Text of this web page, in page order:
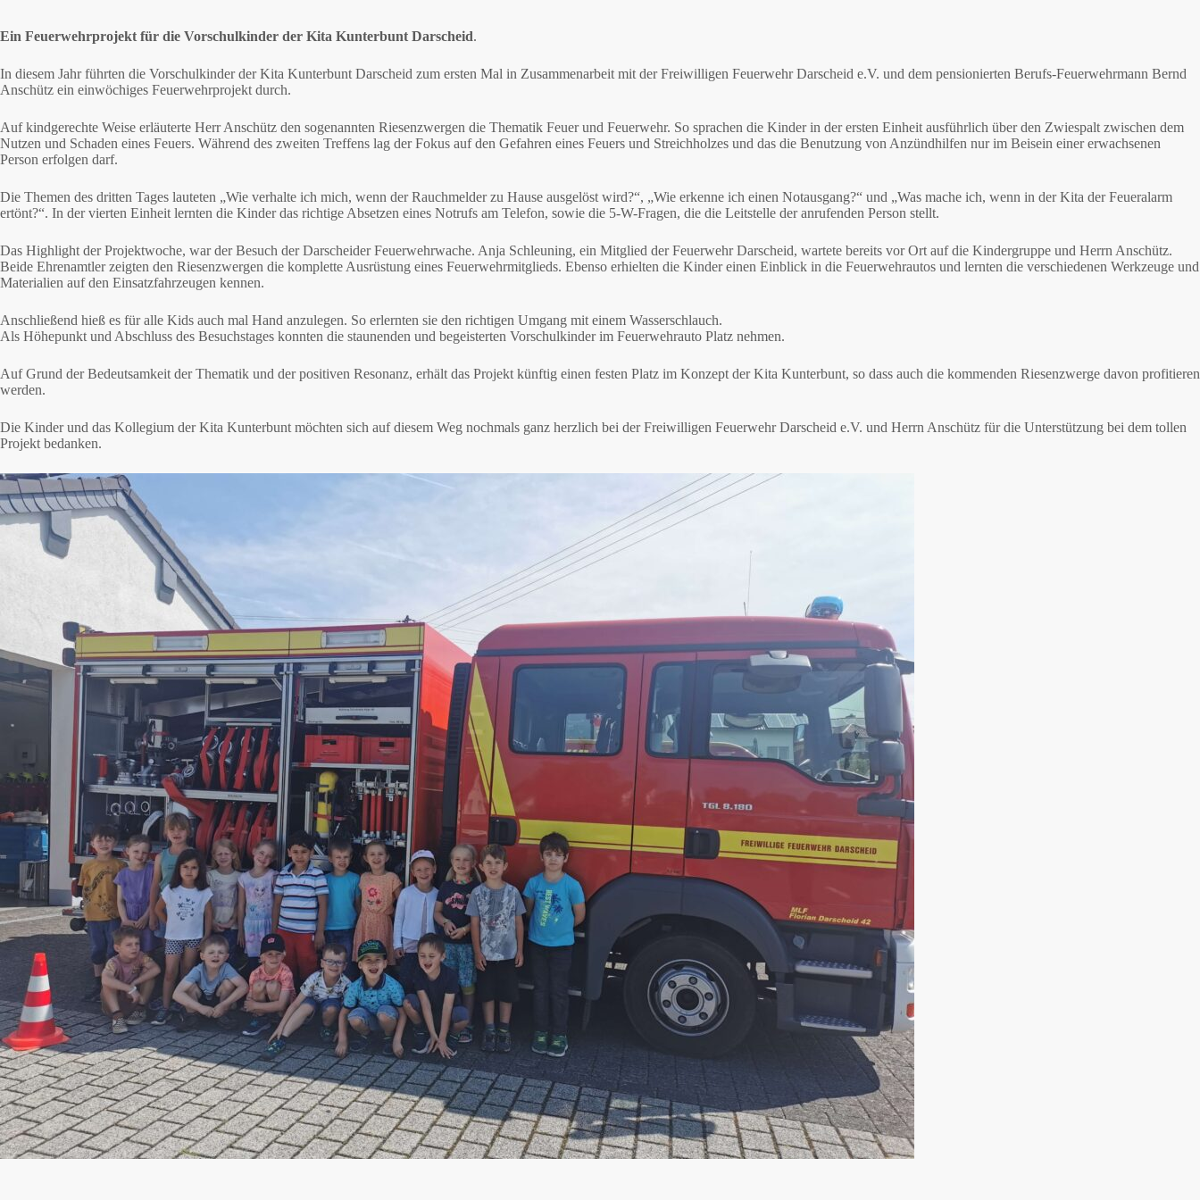
Ein Feuerwehrprojekt für die Vorschulkinder der Kita Kunterbunt Darscheid.
In diesem Jahr führten die Vorschulkinder der Kita Kunterbunt Darscheid zum ersten Mal in Zusammenarbeit mit der Freiwilligen Feuerwehr Darscheid e.V. und dem pensionierten Berufs-Feuerwehrmann Bernd
Anschütz ein einwöchiges Feuerwehrprojekt durch.
Auf kindgerechte Weise erläuterte Herr Anschütz den sogenannten Riesenzwergen die Thematik Feuer und Feuerwehr. So sprachen die Kinder in der ersten Einheit ausführlich über den Zwiespalt zwischen dem
Nutzen und Schaden eines Feuers. Während des zweiten Treffens lag der Fokus auf den Gefahren eines Feuers und Streichholzes und das die Benutzung von Anzündhilfen nur im Beisein einer erwachsenen
Person erfolgen darf.
Die Themen des dritten Tages lauteten „Wie verhalte ich mich, wenn der Rauchmelder zu Hause ausgelöst wird?“, „Wie erkenne ich einen Notausgang?“ und „Was mache ich, wenn in der Kita der Feueralarm
ertönt?“. In der vierten Einheit lernten die Kinder das richtige Absetzen eines Notrufs am Telefon, sowie die 5-W-Fragen, die die Leitstelle der anrufenden Person stellt.
Das Highlight der Projektwoche, war der Besuch der Darscheider Feuerwehrwache. Anja Schleuning, ein Mitglied der Feuerwehr Darscheid, wartete bereits vor Ort auf die Kindergruppe und Herrn Anschütz.
Beide Ehrenamtler zeigten den Riesenzwergen die komplette Ausrüstung eines Feuerwehrmitglieds. Ebenso erhielten die Kinder einen Einblick in die Feuerwehrautos und lernten die verschiedenen Werkzeuge und
Materialien auf den Einsatzfahrzeugen kennen.
Anschließend hieß es für alle Kids auch mal Hand anzulegen. So erlernten sie den richtigen Umgang mit einem Wasserschlauch.
Als Höhepunkt und Abschluss des Besuchstages konnten die staunenden und begeisterten Vorschulkinder im Feuerwehrauto Platz nehmen.
Auf Grund der Bedeutsamkeit der Thematik und der positiven Resonanz, erhält das Projekt künftig einen festen Platz im Konzept der Kita Kunterbunt, so dass auch die kommenden Riesenzwerge davon profitieren
werden.
Die Kinder und das Kollegium der Kita Kunterbunt möchten sich auf diesem Weg nochmals ganz herzlich bei der Freiwilligen Feuerwehr Darscheid e.V. und Herrn Anschütz für die Unterstützung bei dem tollen
Projekt bedanken.